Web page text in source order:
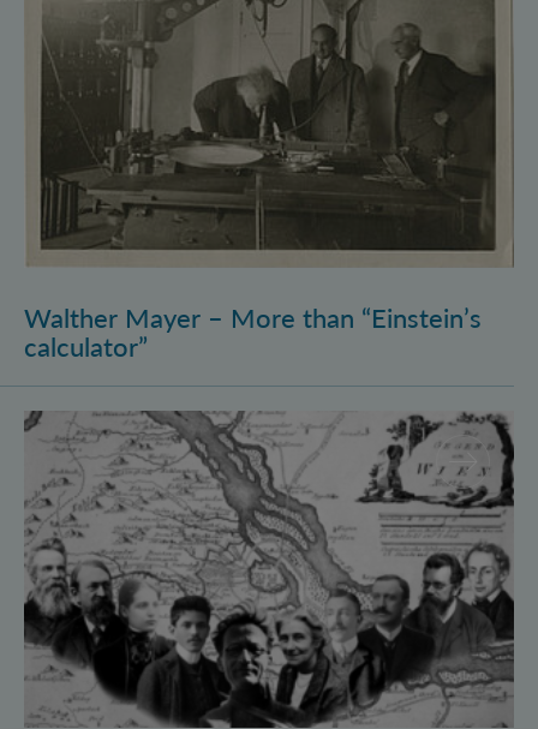
Walther Mayer – More than “Einstein’s
calculator”
Philosophysics: the (pre-)history of quantum